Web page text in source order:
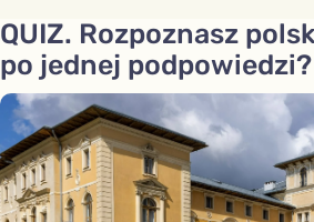
QUIZ. Rozpoznasz
po jednej podpowiedzi?